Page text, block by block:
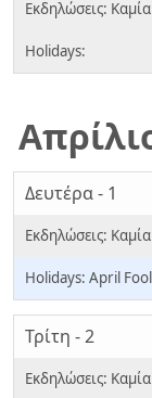
Δευτέρα - 1
April
Τρίτη - 2